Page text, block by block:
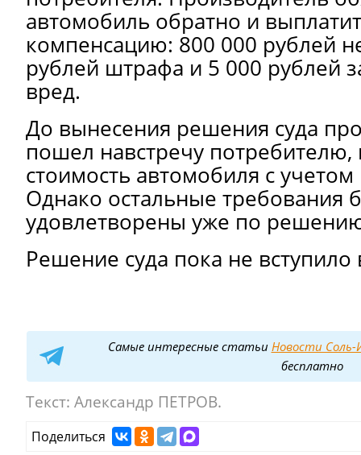
автомобиль обратно и
компенсацию: 800 000 рублей
рублей штрафа и 5 000 рублей
вред.
До вынесения решения суда
пошел навстречу потребителю,
стоимость автомобиля с
Однако остальные требования
удовлетворены уже по
Решение суда пока не вступило
Самые интересные статьи Новости Соль-
бесплатно
Текст: Александр ПЕТРОВ.
Поделиться